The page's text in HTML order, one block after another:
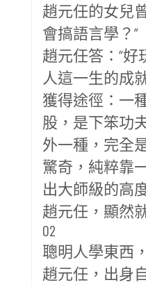
趙元任的女兒
會搞語言學？”
趙元任答：“好
人這一生的成
獲得途徑：一
股，是下笨功
外一種，完全
驚奇，純粹靠
出大師級的高
趙元任，顯然
02
聰明人學東西
趙元任，出身